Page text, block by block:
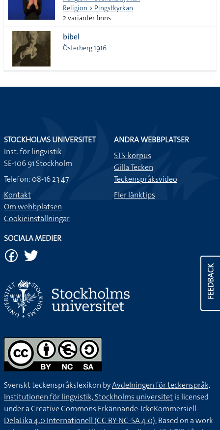
Religion > Pingstkyrkan
2 varianter finns
bibel
Österberg 1916
FEEDBACK
STOCKHOLMS UNIVERSITET
Inst. för lingvistik
SE-106 91 Stockholm
Telefon: 08-16 23 47
Kontakt
Om webbplatsen
Cookieinställningar
ANDRA WEBBPLATSER
STS-korpus
Gilla Tecken
Teckenspråksvideo
Fler länktips
SOCIALA MEDIER
Svenskt teckenspråkslexikon byAvdelningen för teckenspråk,
Institutionen för lingvistik, Stockholms universitetis licensed
under aCreative Commons Erkännande-IckeKommersiell-
DelaLika 4.0 Internationell (CC BY-NC-SA 4.0).Based on a work